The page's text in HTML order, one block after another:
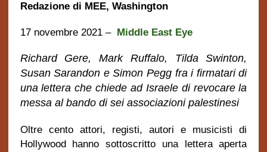
Redazione di MEE, Washington
17 novembre 2021 – Middle East Eye
Richard Gere, Mark Ruffalo, Tilda Swinton,
Susan Sarandon e Simon Pegg fra i firmatari di
una lettera che chiede ad Israele di revocare la
messa al bando di sei associazioni palestinesi
Oltre cento attori, registi, autori e musicisti di
Hollywood hanno sottoscritto una lettera aperta